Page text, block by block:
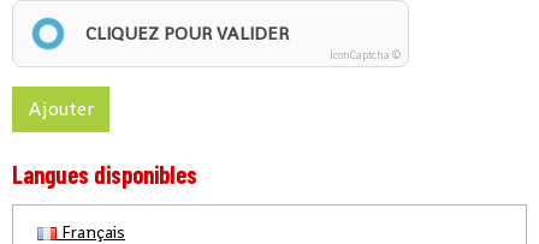
CLIQUEZ POUR VALIDER
IconCaptcha ©
Ajouter
Langues disponibles
Français